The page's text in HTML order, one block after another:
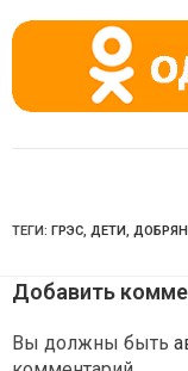
ki
ТЕГИ: ГРЭС, ДЕТИ,
Добавить
Вы должны быть